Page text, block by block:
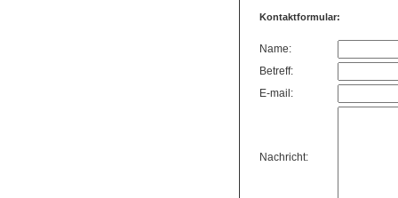
Kontaktformular:
Name:
Betreff:
E-mail:
Nachricht: